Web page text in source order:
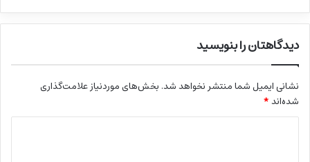
دیدگاهتان را بنویسید
نشانی ایمیل شما منتشر نخواهد شد. بخش‌های موردنیاز علامت‌گذاری
شده‌اند*